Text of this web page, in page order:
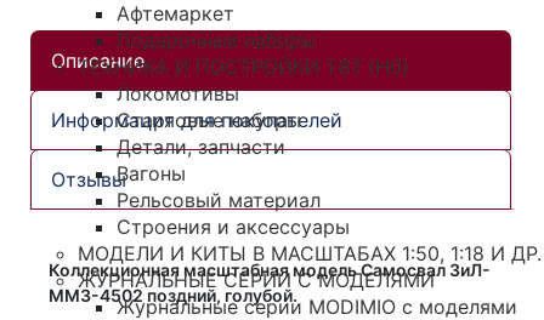
Афтемаркет
Подарочные наборы
ТЕХНИКА И ПОСТРОЙКИ 1:87 (H0)
Локомотивы
Стартовые наборы
Детали, запчасти
Вагоны
Рельсовый материал
Строения и аксессуары
МОДЕЛИ И КИТЫ В МАСШТАБАХ 1:50, 1:18 И ДР.
ЖУРНАЛЬНЫЕ СЕРИИ С МОДЕЛЯМИ
Журнальные серии MODIMIO с моделями
Описание
Информация для покупателей
Отзывы
Коллекционная масштабная модель Самосвал ЗиЛ-
ММЗ-4502 поздний, голубой.